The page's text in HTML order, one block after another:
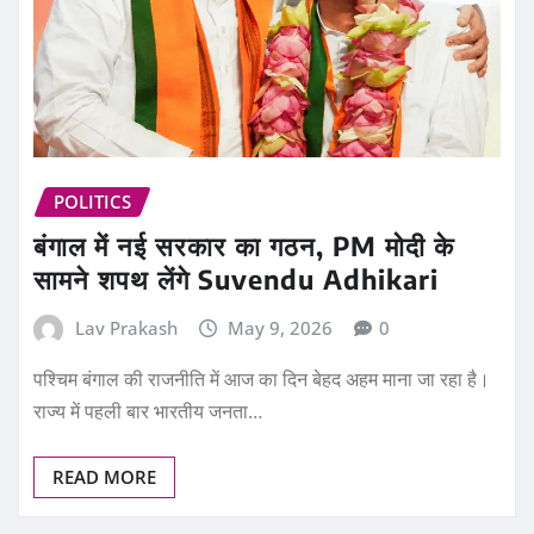
POLITICS
बंगाल में नई सरकार का गठन, PM मोदी के
सामने शपथ लेंगे Suvendu Adhikari
Lav Prakash May 9, 2026 0
पश्चिम बंगाल की राजनीति में आज का दिन बेहद अहम माना जा रहा है।
राज्य में पहली बार भारतीय जनता…
READ MORE